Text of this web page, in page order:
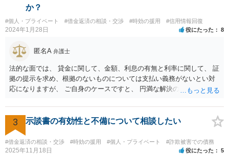
か？
#個人・プライベート #借金返済の相談・交渉 #時効の援用 #信用情報回復
2024年1月28日 役にたった 8
匿名A 弁護士
法的な面では、 貸金に関して、金額、利息の有無と利率に関して、 証
拠の提示を求め、根拠のないものについては支払い義務がないとい対
応になりますが、 ご自身のケースですと、 円満な解決のため、一定程
けではありません）。 何某かの主張をされた場合、あらためて弁護士
に相談されるという形でよいかと思います。
3 示談書の有効性と不備について相談したい
#借金返済の相談・交渉 #時効の援用 #個人・プライベート #詐欺被害での債務
2025年11月18日 役にたった 5